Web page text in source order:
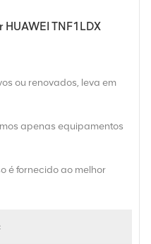
TNF1LDX
ou renovados, leva em
apenas equipamentos
é fornecido ao melhor